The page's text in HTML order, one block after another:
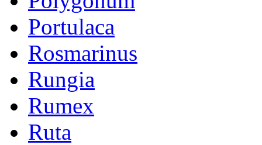
Portulaca
Rosmarinus
Rungia
Rumex
Ruta